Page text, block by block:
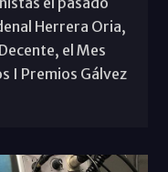
Herrera Oria,
el Mes
I Premios Gálvez